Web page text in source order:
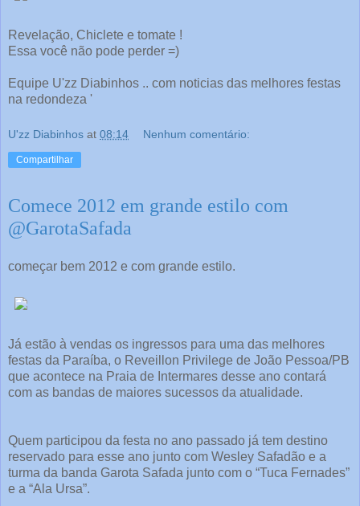
Revelação, Chiclete e tomate !
Essa você não pode perder =)
Equipe U'zz Diabinhos .. com noticias das melhores festas
na redondeza '
U'zz Diabinhos at 08:14 Nenhum comentário:
Compartilhar
Comece 2012 em grande estilo com
@GarotaSafada
começar bem 2012 e com grande estilo.
Já estão à vendas os ingressos para uma das melhores
festas da Paraíba, o Reveillon Privilege de João Pessoa/PB
que acontece na Praia de Intermares desse ano contará
com as bandas de maiores sucessos da atualidade.
Quem participou da festa no ano passado já tem destino
reservado para esse ano junto com Wesley Safadão e a
turma da banda Garota Safada junto com o “Tuca Fernades”
e a “Ala Ursa”.